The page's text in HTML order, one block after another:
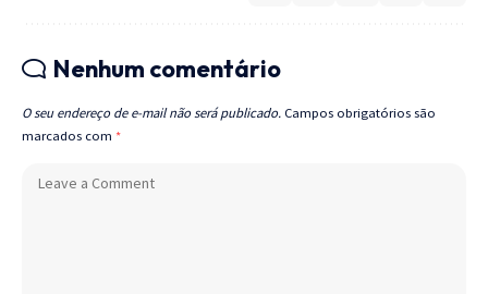
Nenhum comentário
O seu endereço de e-mail não será publicado. Campos obrigatórios são
marcados com *